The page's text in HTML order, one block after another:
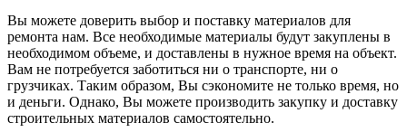
Вы можете доверить выбор и поставку материалов для
ремонта нам. Все необходимые материалы будут закуплены в
необходимом объеме, и доставлены в нужное время на объект.
Вам не потребуется заботиться ни о транспорте, ни о
грузчиках. Таким образом, Вы сэкономите не только время, но
и деньги. Однако, Вы можете производить закупку и доставку
строительных материалов самостоятельно.